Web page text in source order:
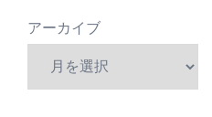
アーカイブ